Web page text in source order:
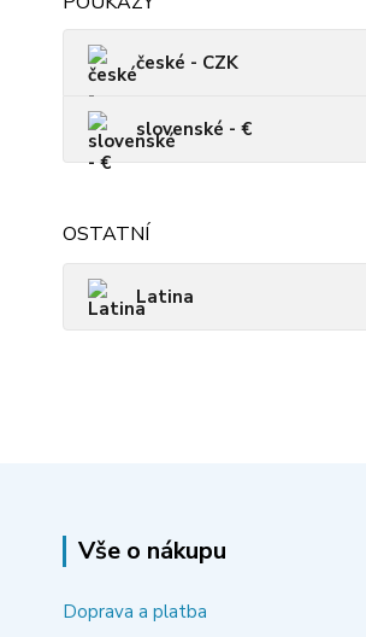
české - CZK
slovenské - €
OSTATNÍ
Latina
Vše o nákupu
Doprava a platba